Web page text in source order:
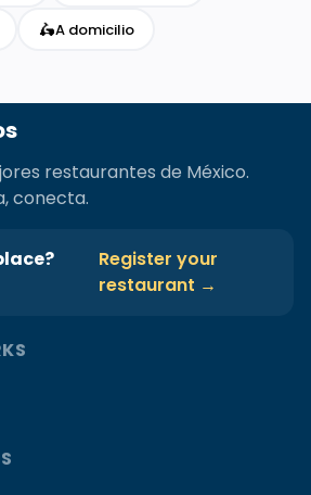
🛵A domicilio
restaurantes de México.
conecta.
Register your
restaurant →